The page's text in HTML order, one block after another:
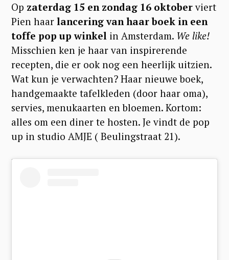
Op zaterdag 15 en zondag 16 oktoberviert
Pien haar lancering van haar boek in een
toffe pop up winkel in Amsterdam. We like!
Misschien ken je haar van inspirerende
recepten, die er ook nog een heerlijk uitzien.
Wat kun je verwachten? Haar nieuwe boek,
handgemaakte tafelkleden (door haar oma),
servies, menukaarten en bloemen. Kortom:
alles om een diner te hosten. Je vindt de pop
up in studio AMJE ( Beulingstraat 21).